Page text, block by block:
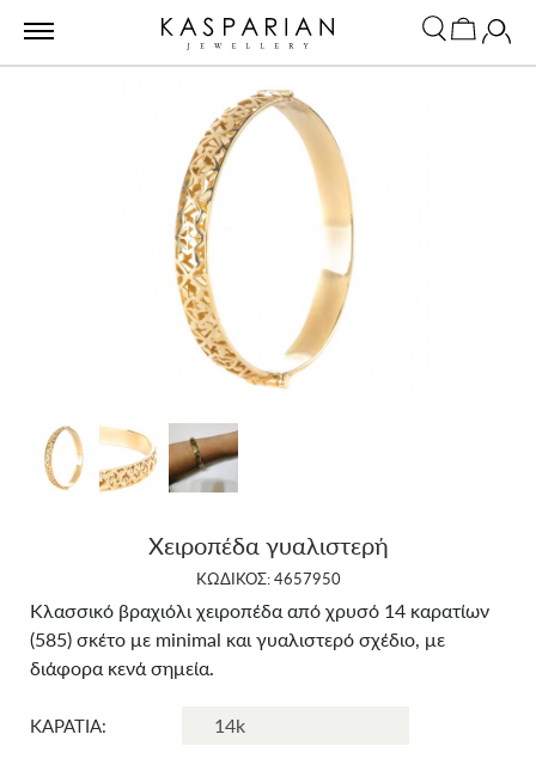
Χειροπέδα γυαλιστερή
ΚΩΔΙΚΟΣ: 4657950
Κλασσικό βραχιόλι χειροπέδα από χρυσό 14 καρατίων
(585) σκέτο με minimal και γυαλιστερό σχέδιο, με
διάφορα κενά σημεία.
ΚΑΡΑΤΙΑ: